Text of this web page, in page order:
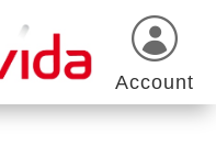
Account